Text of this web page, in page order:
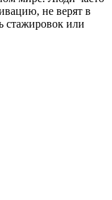
не верят в
стажировок или